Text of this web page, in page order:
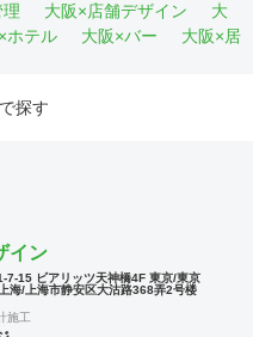
大阪×店舗デザイン
大
ホテル 大阪×バー
大阪×居
探す
イン
7-15 ビアリッツ天神橋4F 東京/東京
海/上海市静安区大沽路368弄2号楼
施工